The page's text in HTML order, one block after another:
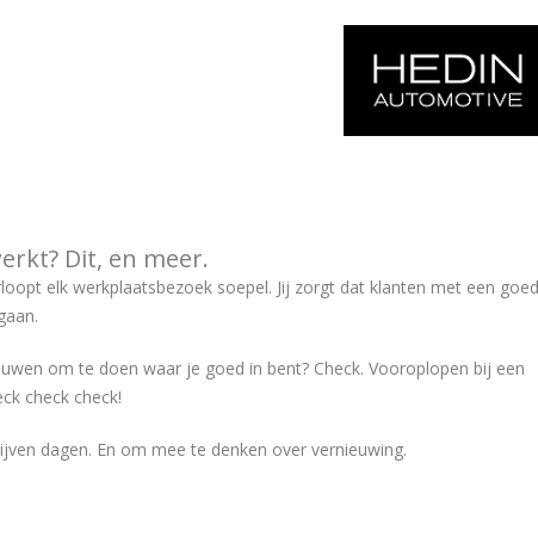
Dit, en meer.
elk werkplaatsbezoek soepel. Jij zorgt dat klanten met een goed
om te doen waar je goed in bent? Check. Vooroplopen bij een
check check!
dagen. En om mee te denken over vernieuwing.